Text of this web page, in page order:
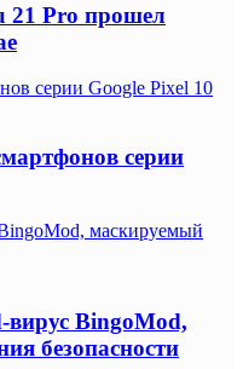
21 Pro прошел
серии Google Pixel 10
серии
маскируемый
BingoMod,
безопасности